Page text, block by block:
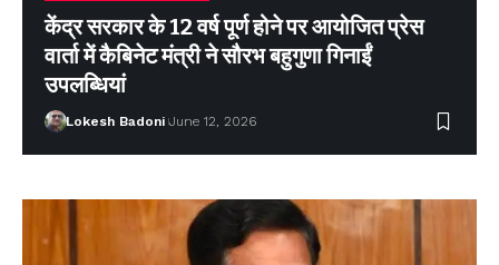
केंद्र सरकार के 12 वर्ष पूर्ण होने पर आयोजित प्रेस
वार्ता में कैबिनेट मंत्री ने सौरभ बहुगुणा गिनाईं
उपलब्धियां
Lokesh Badoni June 12, 2026